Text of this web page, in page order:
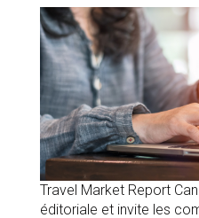
Travel Market Report
éditoriale et invite les